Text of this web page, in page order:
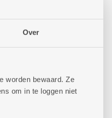
Over
worden bewaard. Ze
om in te loggen niet